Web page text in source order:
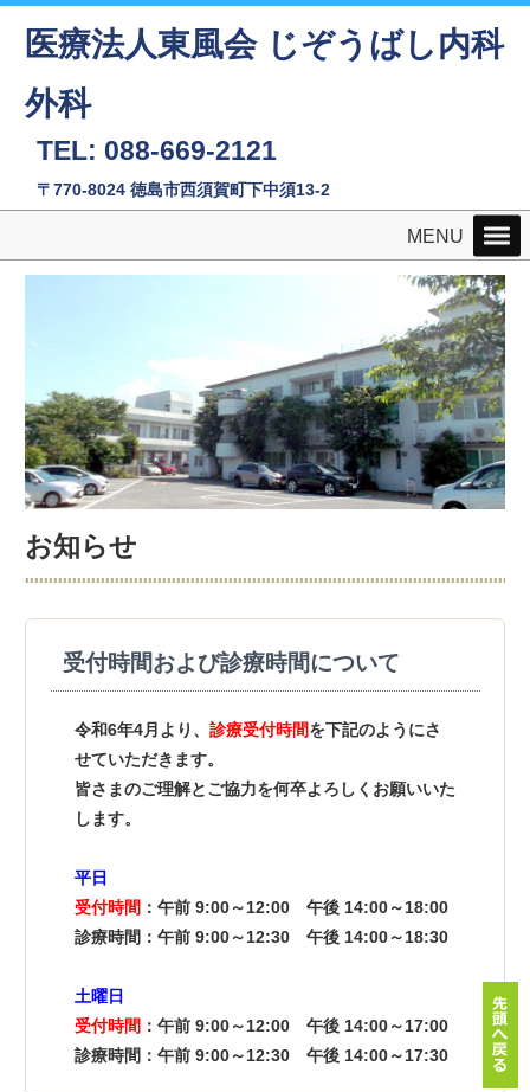
医療法人東風会 じぞうばし内科
外科
TEL: 088-669-2121
〒770-8024 徳島市西須賀町下中須13-2
MENU
お知らせ
受付時間および診療時間について
令和6年4月より、 診療受付時間を下記のようにさ
せていただきます。
皆さまのご理解とご協力を何卒よろしくお願いいた
します。
平日
受付時間 ：午前 9:00～12:00 午後 14:00～18:00
診療時間：午前 9:00～12:30 午後 14:00～18:30
土曜日
受付時間 ：午前 9:00～12:00 午後 14:00～17:00
診療時間：午前 9:00～12:30 午後 14:00～17:30